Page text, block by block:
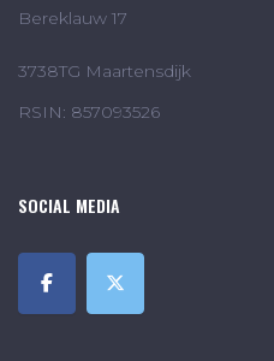
Bereklauw 17
3738TG Maartensdijk
RSIN: 857093526
SOCIAL MEDIA